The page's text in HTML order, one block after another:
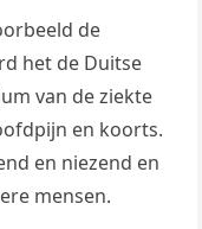
de
het de Duitse
van de ziekte
en koorts.
en niezend en
mensen.